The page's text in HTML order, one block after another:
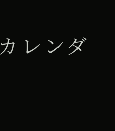
レンダ